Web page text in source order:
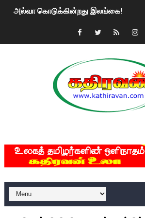
அல்வா கொடுக்கின்றது இலங்கை!
2ஆம் நாள் உக்ரைன் யுத்தம்!! எங்களைத்
மகிந்த ராஜபக்சே பதவி விலக திட்டம்?
ரவுடி பேபிக்கு நடந்த தரமான
குண்டை தூக்கிப்போட்ட ஆய்வு….
யாழில் தமிழின தலைவர்
ஏர்போர்ட்டில் உதைத்த நபர் யார், என்ன
சீனா இலங்கையிடம் 8 மில்லியன்